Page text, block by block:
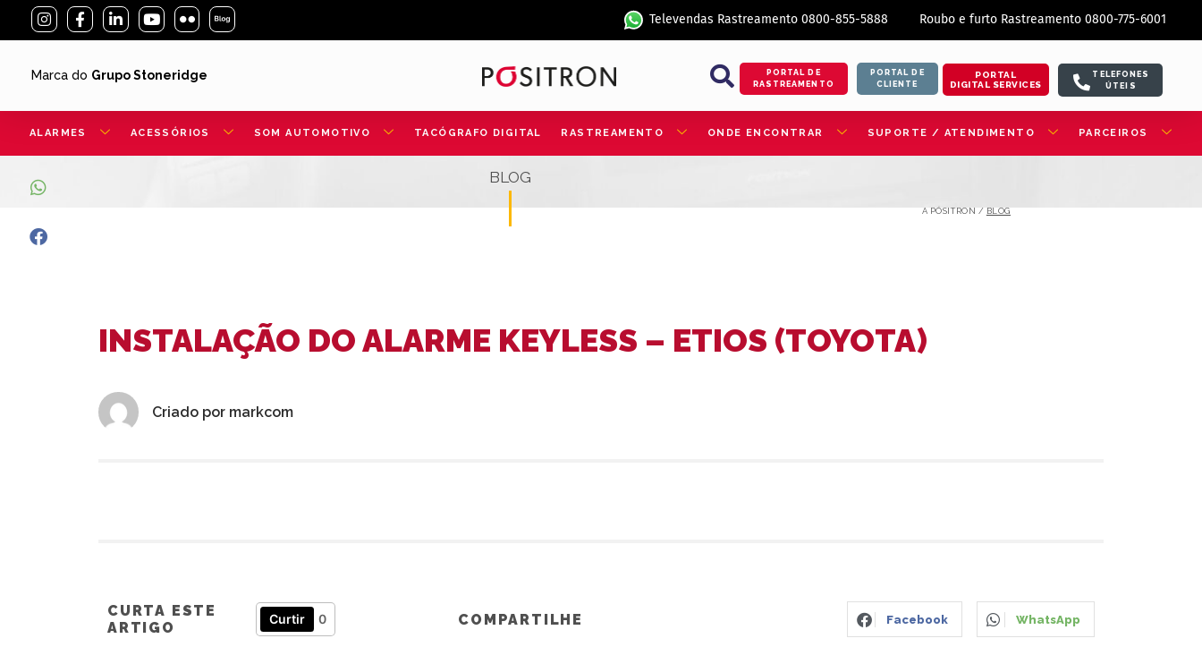
Televendas Rastreamento 0800-855-5888 Roubo e furto Rastreamento 0800-775-6001
Marca do Grupo Stoneridge
PORTAL DE
RASTREAMENTO
PORTAL DE
CLIENTE
PORTAL
DIGITAL SERVICES
TELEFONES
ÚTEIS
ALARMES ACESSÓRIOS SOM AUTOMOTIVO TACÓGRAFO DIGITAL RASTREAMENTO ONDE ENCONTRAR SUPORTE / ATENDIMENTO PARCEIROS
BLOG
A PÓSITRON /BLOG
INSTALAÇÃO DO ALARME KEYLESS – ETIOS (TOYOTA)
Criado por markcom
CURTA ESTE
ARTIGO
Curtir 0 COMPARTILHE Facebook WhatsApp